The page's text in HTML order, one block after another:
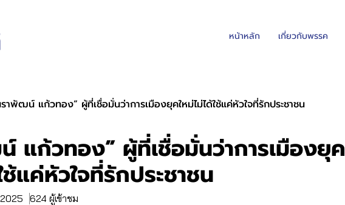
หน้าหลัก เกี่ยวกับพรรค
าพัฒน์ แก้วทอง” ผู้ที่เชื่อมั่นว่าการเมืองยุคใหม่ไม่ได้ใช้แค่หัวใจที่รักประชาชน
แก้วทอง” ผู้ที่เชื่อมั่นว่าการเมืองยุค
ช้แค่หัวใจที่รักประชาชน
624 ผู้เข้าชม